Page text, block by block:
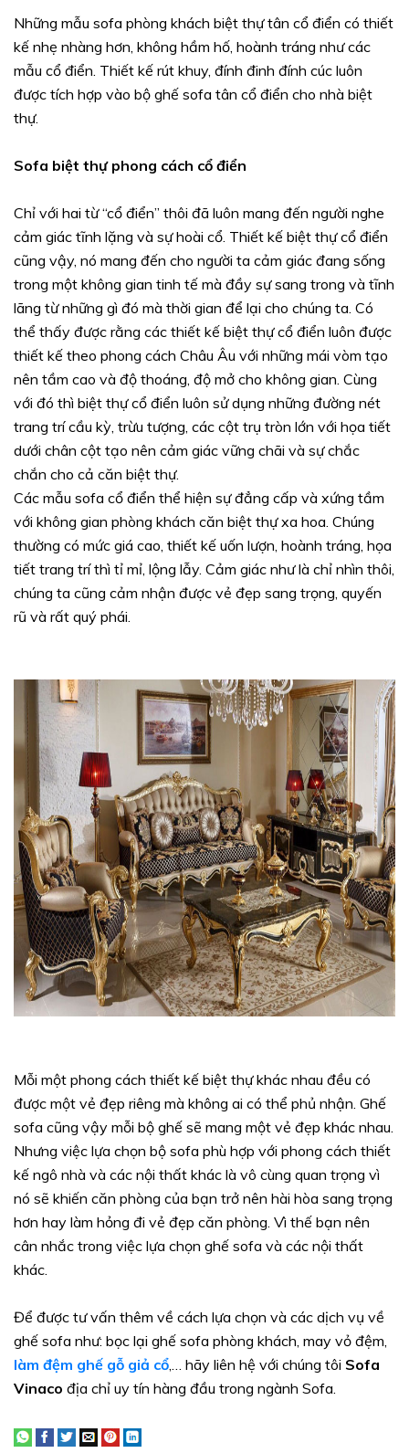
Những mẫu sofa phòng khách biệt thự tân cổ điển có thiết
kế nhẹ nhàng hơn, không hầm hố, hoành tráng như các
mẫu cổ điển. Thiết kế rút khuy, đính đinh đính cúc luôn
được tích hợp vào bộ ghế sofa tân cổ điển cho nhà biệt
thự.
Sofa biệt thự phong cách cổ điển
Chỉ với hai từ “cổ điển” thôi đã luôn mang đến người nghe
cảm giác tĩnh lặng và sự hoài cổ. Thiết kế biệt thự cổ điển
cũng vậy, nó mang đến cho người ta cảm giác đang sống
trong một không gian tinh tế mà đầy sự sang trong và tĩnh
lãng từ những gì đó mà thời gian để lại cho chúng ta. Có
thể thấy được rằng các thiết kế biệt thự cổ điển luôn được
thiết kế theo phong cách Châu Âu với những mái vòm tạo
nên tầm cao và độ thoáng, độ mở cho không gian. Cùng
với đó thì biệt thự cổ điển luôn sử dụng những đường nét
trang trí cầu kỳ, trừu tượng, các cột trụ tròn lớn với họa tiết
dưới chân cột tạo nên cảm giác vững chãi và sự chắc
chắn cho cả căn biệt thự.
Các mẫu sofa cổ điển thể hiện sự đẳng cấp và xứng tầm
với không gian phòng khách căn biệt thự xa hoa. Chúng
thường có mức giá cao, thiết kế uốn lượn, hoành tráng, họa
tiết trang trí thì tỉ mỉ, lộng lẫy. Cảm giác như là chỉ nhìn thôi,
chúng ta cũng cảm nhận được vẻ đẹp sang trọng, quyến
rũ và rất quý phái.
Mỗi một phong cách thiết kế biệt thự khác nhau đều có
được một vẻ đẹp riêng mà không ai có thể phủ nhận. Ghế
sofa cũng vậy mỗi bộ ghế sẽ mang một vẻ đẹp khác nhau.
Nhưng việc lựa chọn bộ sofa phù hợp với phong cách thiết
kế ngô nhà và các nội thất khác là vô cùng quan trọng vì
nó sẽ khiến căn phòng của bạn trở nên hài hòa sang trọng
hơn hay làm hỏng đi vẻ đẹp căn phòng. Vì thế bạn nên
cân nhắc trong việc lựa chọn ghế sofa và các nội thất
khác.
Để được tư vấn thêm về cách lựa chọn và các dịch vụ về
ghế sofa như: bọc lại ghế sofa phòng khách, may vỏ đệm,
làm đệm ghế gỗ giả cổ ,… hãy liên hệ với chúng tôi Sofa
Vinaco địa chỉ uy tín hàng đầu trong ngành Sofa.